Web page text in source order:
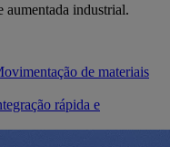
aumentada industrial.
de materiais
rápida e